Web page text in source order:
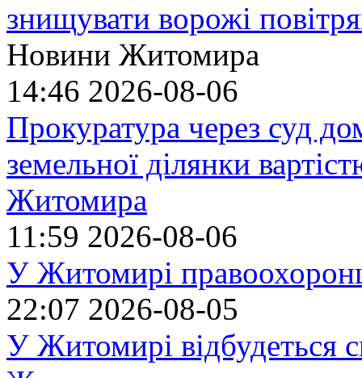
знищувати ворожі
Новини Житомира
14:46 2026-08-06
Прокуратура через суд
земельної ділянки
Житомира
11:59 2026-08-06
У Житомирі
22:07 2026-08-05
У Житомирі відбудеться